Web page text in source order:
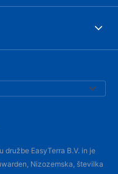
družbe EasyTerra B.V. in je
Nizozemska, številka